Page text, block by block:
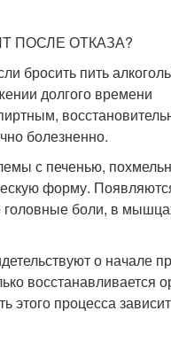
ПОСЛЕ ОТКАЗА?
бросить пить
долгого времени
болезненно.
с печенью,
форму.
боли, в
о начале
восстанавливается
этого процесса